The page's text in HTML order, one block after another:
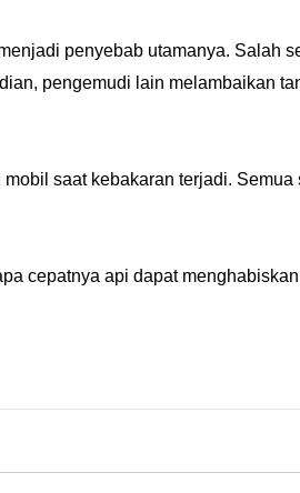
penyebab utamanya. Salah
pengemudi lain melambaikan
saat kebakaran terjadi.
cepatnya api dapat